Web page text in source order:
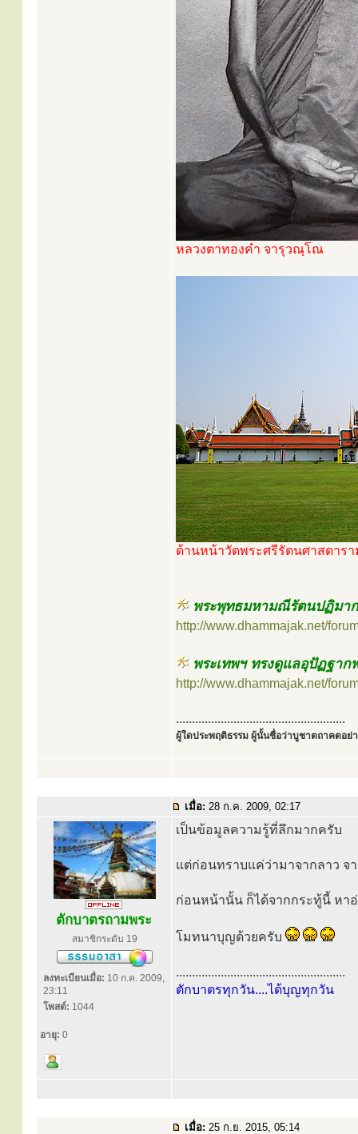
หลวงตาทองคำ จารุวณฺโณ
ด้านหน้าวัดพระศรีรัตนศาสดารา
พระพุทธมหามณีรัตนปฏิมา
http://www.dhammajak.net/
พระเทพฯ ทรงดูแลอุปัฏฐา
http://www.dhammajak.net/
.....................................................
ผู้ใดประพฤติธรรม ผู้นั้นชื่อว่าบูชาตถาคตอย่า
เมื่อ: 28 ก.ค. 2009, 02:17
ตักบาตรถามพระ
สมาชิกระดับ 19
ลงทะเบียนเมื่อ: 10 ก.ค. 2009,
23:11
โพสต์: 1044
อายุ: 0
เป็นข้อมูลความรู้ที่ลึกมากครับ
แต่ก่อนทราบแค่ว่ามาจากลาว จ
ก่อนหน้านั้น ก็ได้จากกระทู้นี้ หา
โมทนาบุญด้วยครับ
.....................................................
ตักบาตรทุกวัน....ได้บุญทุกวัน
เมื่อ: 25 ก.ย. 2015, 05:14